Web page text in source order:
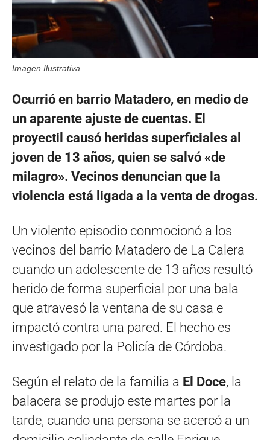
Imagen Ilustrativa
Ocurrió en barrio Matadero, en medio de
un aparente ajuste de cuentas. El
proyectil causó heridas superficiales al
joven de 13 años, quien se salvó «de
milagro». Vecinos denuncian que la
violencia está ligada a la venta de drogas.
Un violento episodio conmocionó a los
vecinos del barrio Matadero de La Calera
cuando un adolescente de 13 años resultó
herido de forma superficial por una bala
que atravesó la ventana de su casa e
impactó contra una pared. El hecho es
investigado por la Policía de Córdoba.
Según el relato de la familia a El Doce, la
balacera se produjo este martes por la
tarde, cuando una persona se acercó a un